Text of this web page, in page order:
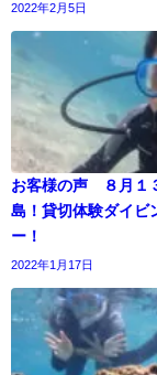
2022年2月5日
お客様の声 ８月１
島！貸切体験ダイビ
ー！
2022年1月17日